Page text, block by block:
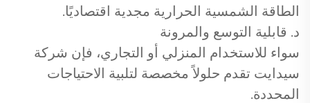
الطاقة الشمسية الحرارية مجدية اقتصاديًا.
د. قابلية التوسع والمرونة
سواء للاستخدام المنزلي أو التجاري، فإن شركة
سيدايت تقدم حلولاً مخصصة لتلبية الاحتياجات
المحددة.